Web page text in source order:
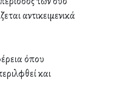
αντικειμενικά
όπου
και